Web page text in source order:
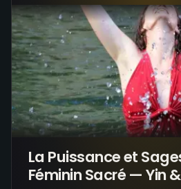
La Puissance et
Féminin Sacré — Yin